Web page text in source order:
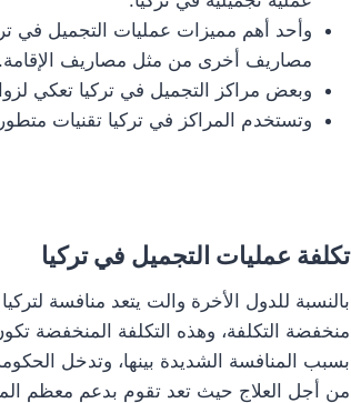
وأحد أهم مميزات عمليات التجميل في
مصاريف أخرى من مثل مصاريف الإقامة.
وبعض مراكز التجميل في تركيا تعكي
وتستخدم المراكز في تركيا تقنيات
تكلفة عمليات التجميل في تركيا
بالنسبة للدول الأخرة والت يتعد منافسة
منخفضة التكلفة، وهذه التكلفة المنخفضة
بسبب المنافسة الشديدة بينها، وتدخل
من أجل العلاج حيث تعد تقوم بدعم معظم